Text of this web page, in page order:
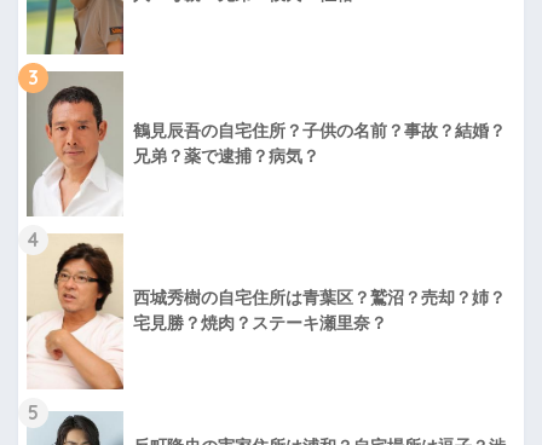
3
鶴見辰吾の自宅住所？子供の名前？事故？結婚？
兄弟？薬で逮捕？病気？
4
西城秀樹の自宅住所は青葉区？鷲沼？売却？姉？
宅見勝？焼肉？ステーキ瀬里奈？
5